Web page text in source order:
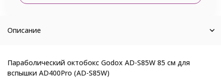
Описание
Параболический октобокс Godox AD-S85W 85 см для
вспышки AD400Pro (AD-S85W)